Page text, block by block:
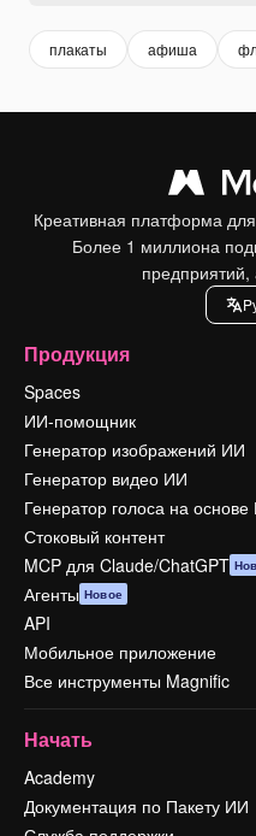
плакаты афиша
Креативная платформа
Более 1 миллиона
предприятий,
Продукция
Spaces
ИИ-помощник
Генератор изображений ИИ
Генератор видео ИИ
Генератор голоса на
Стоковый контент
MCP для Claude/ChatGPT
Агенты Новое
API
Мобильное приложение
Все инструменты Magnific
Начать
Academy
Документация по Пакету ИИ